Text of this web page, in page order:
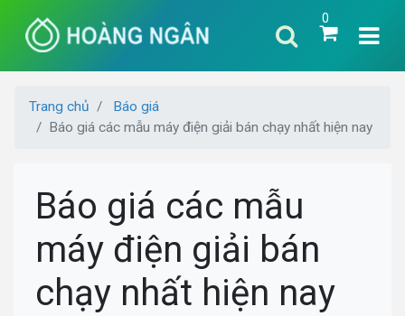
0
Trang chủ
Báo giá
Báo giá các mẫu máy điện giải bán chạy nhất hiện nay
Báo giá các mẫu
máy điện giải bán
chạy nhất hiện nay